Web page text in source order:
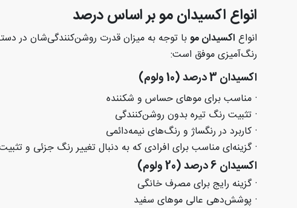
انواع اکسیدان مو بر اساس درصد
انواع اکسیدان موبا توجه به میزان قدرت روشن‌کنندگی‌شان در
رنگ‌آمیزی موفق است:
اکسیدان 3 درصد (10 ولوم)
·مناسب برای موهای حساس و شکننده
·تثبیت رنگ تیره بدون روشن‌کنندگی
·کاربرد در رنگساژ و رنگ‌های نیمه‌دائمی
·گزینه‌ای مناسب برای افرادی که به دنبال تغییر رنگ جزئی و
اکسیدان 6 درصد (20 ولوم)
·گزینه رایج برای مصرف خانگی
· پوشش‌دهی عالی موهای سفید